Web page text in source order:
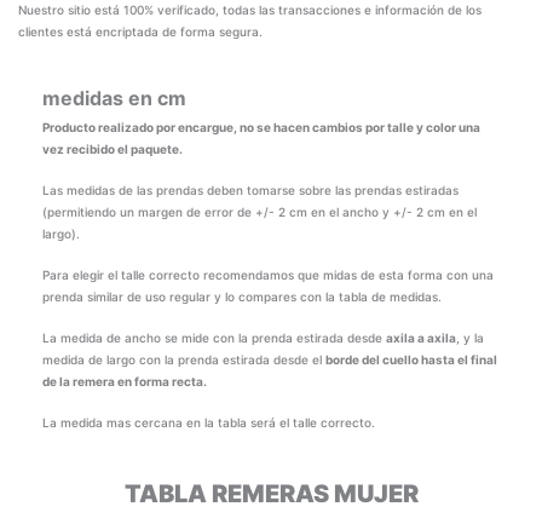
Nuestro sitio está 100% verificado, todas las transacciones e información de los
clientes está encriptada de forma segura.
medidas en cm
Producto realizado por encargue, no se hacen cambios por talle y color una
vez recibido el paquete.
Las medidas de las prendas deben tomarse sobre las prendas estiradas
(permitiendo un margen de error de +/- 2 cm en el ancho y +/- 2 cm en el
largo).
Para elegir el talle correcto recomendamos que midas de esta forma con una
prenda similar de uso regular y lo compares con la tabla de medidas.
La medida de ancho se mide con la prenda estirada desdeaxila a axila , y la
medida de largo con la prenda estirada desde elborde del cuello hasta el final
de la remera en forma recta.
La medida mas cercana en la tabla será el talle correcto.
TABLA REMERAS MUJER